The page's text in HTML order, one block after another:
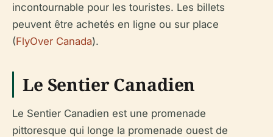
incontournable pour les touristes. Les billets
peuvent être achetés en ligne ou sur place
(FlyOver Canada).
Le Sentier Canadien
Le Sentier Canadien est une promenade
pittoresque qui longe la promenade ouest de